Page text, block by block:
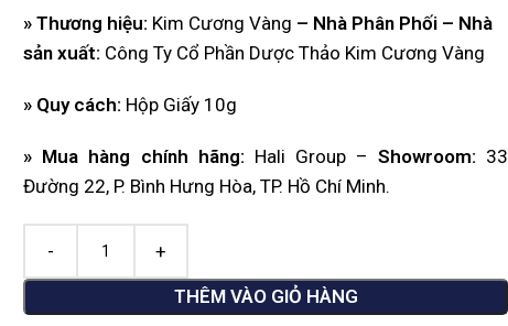
» Thương hiệu: Kim Cương Vàng – Nhà Phân Phối – Nhà
sản xuất: Công Ty Cổ Phần Dược Thảo Kim Cương Vàng
» Quy cách: Hộp Giấy 10g
» Mua hàng chính hãng: Hali Group – Showroom: 33
Đường 22, P. Bình Hưng Hòa, TP. Hồ Chí Minh.
THÊM VÀO GIỎ HÀNG